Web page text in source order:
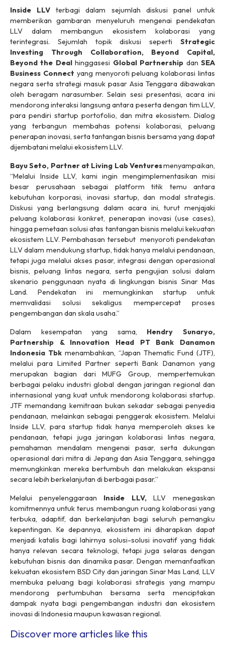
Inside LLV terbagi dalam sejumlah diskusi panel untuk
memberikan gambaran menyeluruh mengenai pendekatan
LLV dalam membangun ekosistem kolaborasi yang
terintegrasi. Sejumlah topik diskusi seperti Strategic
Investing Through Collaboration, Beyond Capital,
Beyond the Dealhinggasesi Global Partnership danSEA
Business Connect yang menyoroti peluang kolaborasi lintas
negara serta strategi masuk pasar Asia Tenggara dibawakan
oleh beragam narasumber. Selain sesi presentasi, acara ini
mendorong interaksi langsung antara peserta dengan tim LLV,
para pendiri startup portofolio, dan mitra ekosistem. Dialog
yang terbangun membahas potensi kolaborasi, peluang
penerapan inovasi, serta tantangan bisnis bersama yang dapat
dijembatani melalui ekosistem LLV.
Bayu Seto, Partner at Living Lab Venturesmenyampaikan,
“Melalui Inside LLV, kami ingin mengimplementasikan misi
besar perusahaan sebagai platform titik temu antara
kebutuhan korporasi, inovasi startup, dan modal strategis.
Diskusi yang berlangsung dalam acara ini, turut menjajaki
peluang kolaborasi konkret, penerapan inovasi (use cases),
hingga pemetaan solusi atas tantangan bisnis melalui kekuatan
ekosistem LLV. Pembahasan tersebut menyoroti pendekatan
LLV dalam mendukung startup, tidak hanya melalui pendanaan,
tetapi juga melalui akses pasar, integrasi dengan operasional
bisnis, peluang lintas negara, serta pengujian solusi dalam
skenario penggunaan nyata di lingkungan bisnis Sinar Mas
Land. Pendekatan ini memungkinkanstartup untuk
memvalidasi solusi sekaligus mempercepat proses
pengembangan dan skala usaha.”
Dalam kesempatan yang sama, Hendry Sunaryo,
Partnership & Innovation Head PT Bank Danamon
Indonesia Tbk menambahkan, “Japan Thematic Fund (JTF),
melalui para Limited Partner seperti Bank Danamon yang
merupakan bagian dari MUFG Group, mempertemukan
berbagai pelaku industri global dengan jaringan regional dan
internasional yang kuat untuk mendorong kolaborasi startup.
JTF memandang kemitraan bukan sekadar sebagai penyedia
pendanaan, melainkan sebagai penggerak ekosistem. Melalui
Inside LLV, para startup tidak hanya memperoleh akses ke
pendanaan, tetapi juga jaringan kolaborasi lintas negara,
pemahaman mendalam mengenai pasar, serta dukungan
operasional dari mitra di Jepang dan Asia Tenggara, sehingga
memungkinkan mereka bertumbuh dan melakukan ekspansi
secara lebih berkelanjutan di berbagai pasar.”
Melalui penyelenggaraan Inside LLV, LLV menegaskan
komitmennya untuk terus membangun ruang kolaborasi yang
terbuka, adaptif, dan berkelanjutan bagi seluruh pemangku
kepentingan. Ke depannya, ekosistem ini diharapkan dapat
menjadi katalis bagi lahirnya solusi-solusi inovatif yang tidak
hanya relevan secara teknologi, tetapi juga selaras dengan
kebutuhan bisnis dan dinamika pasar. Dengan memanfaatkan
kekuatan ekosistem BSD City dan jaringan Sinar Mas Land, LLV
membuka peluang bagi kolaborasi strategis yang mampu
mendorong pertumbuhan bersama serta menciptakan
dampak nyata bagi pengembangan industri dan ekosistem
inovasi di Indonesia maupun kawasan regional.
Discover more articles like this